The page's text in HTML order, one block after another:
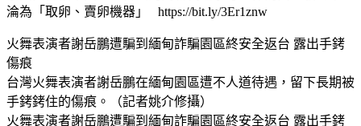
淪為「取卵、賣卵機器」 https://bit.ly/3Er1znw
火舞表演者謝岳鵬遭騙到緬甸詐騙園區終安全返台 露出手銬
傷痕
台灣火舞表演者謝岳鵬在緬甸園區遭不人道待遇，留下長期被
手銬銬住的傷痕。（記者姚介修攝）
火舞表演者謝岳鵬遭騙到緬甸詐騙園區終安全返台 露出手銬